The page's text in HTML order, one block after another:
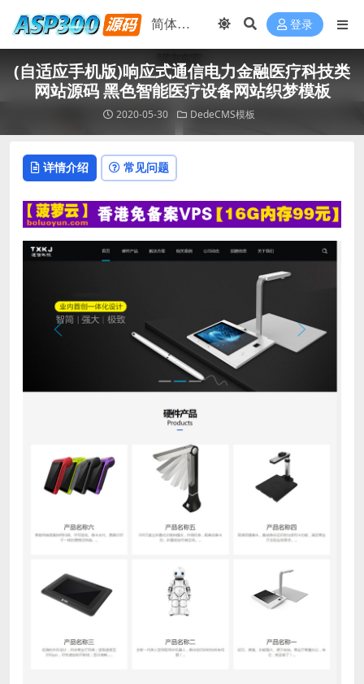
登录
(自适应手机版)响应式通信电力金融医疗科技类
网站源码 黑色智能医疗设备网站织梦模板
2020-05-30 DedeCMS模板
详情介绍 常见问题